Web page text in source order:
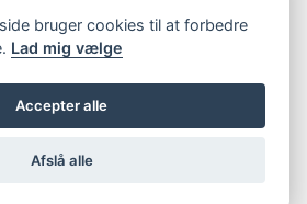
bruger cookies til at forbedre
Lad mig vælge
Accepter alle
Afslå alle